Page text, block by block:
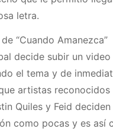
letra.
“Cuando
decide subir un video
el tema y de
artistas reconocidos
Quiles y Feid
como pocas y es así